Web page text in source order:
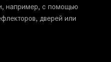
например, с помощью
дверей или